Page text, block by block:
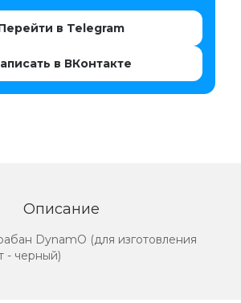
в Telegram
в ВКонтакте
Описание
DynamO (для изготовления
- черный)